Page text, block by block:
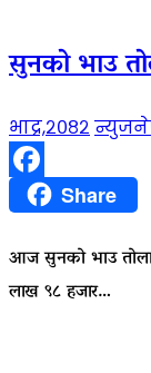
सुनको भाउ
भाद्र,२०८२
FacebookShare
आज सुनको भाउ
लाख ९८ हजार…